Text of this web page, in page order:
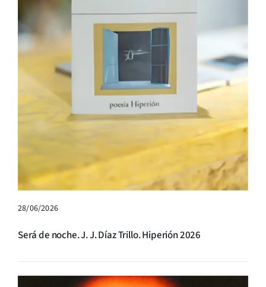
28/06/2026
Será de noche. J. J. Díaz Trillo. Hiperión 2026